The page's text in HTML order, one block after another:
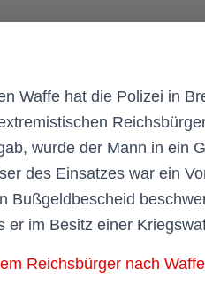
Waffe hat die Polizei in
wurde der Mann in ein
des Einsatzes war ein
Bußgeldbescheid
er im Besitz einer
Reichsbürger nach Waffe